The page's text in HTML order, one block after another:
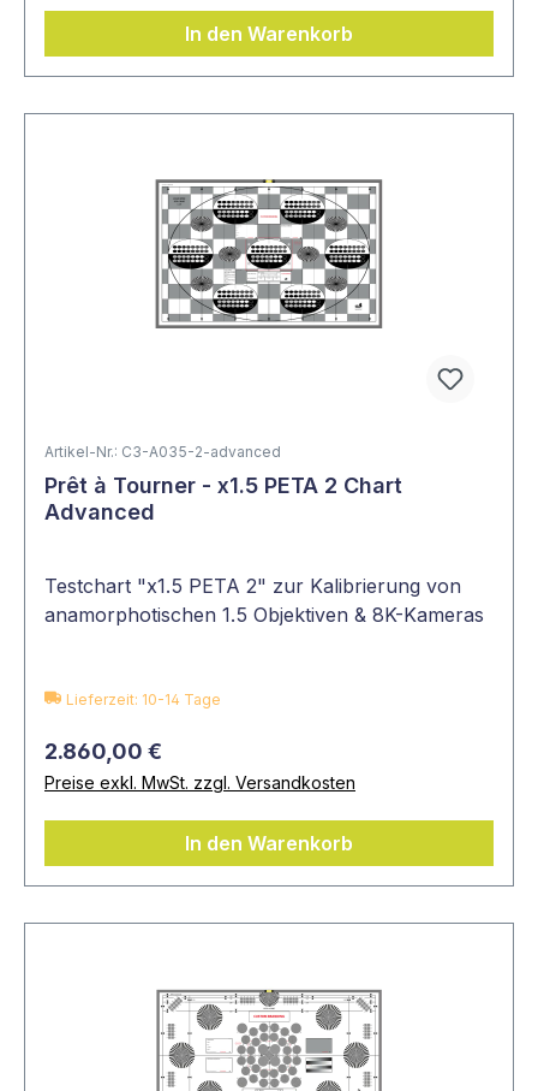
In den Warenkorb
Artikel-Nr.: C3-A035-2-advanced
Prêt à Tourner - x1.5 PETA 2 Chart
Advanced
Testchart "x1.5 PETA 2" zur Kalibrierung von
anamorphotischen 1.5 Objektiven & 8K-Kameras
Lieferzeit: 10-14 Tage
2.860,00 €
Preise exkl. MwSt. zzgl. Versandkosten
In den Warenkorb